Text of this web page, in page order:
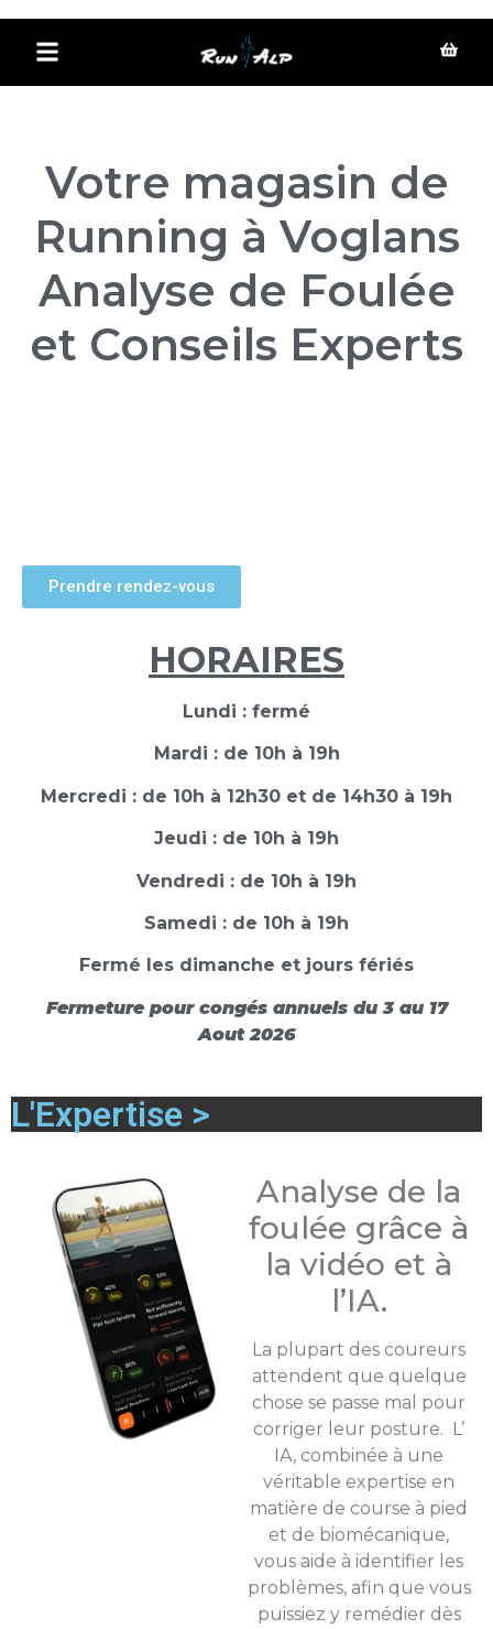
Aller au
contenu
principal
Votre magasin de
Running à Voglans
Analyse de Foulée
et Conseils Experts
Prendre rendez-vous
HORAIRES
Lundi : fermé
Mardi : de 10h à 19h
Mercredi : de 10h à 12h30 et de 14h30 à 19h
Jeudi : de 10h à 19h
Vendredi : de 10h à 19h
Samedi : de 10h à 19h
Fermé les dimanche et jours fériés
Fermeture pour congés annuels du 3 au 17
Aout 2026
L'Expertise >
Analyse de la
foulée grâce à
la vidéo et à
l’IA.
La plupart des coureurs
attendent que quelque
chose se passe mal pour
corriger leur posture. L’
IA, combinée à une
véritable expertise en
matière de course à pied
et de biomécanique,
vous aide à identifier les
problèmes, afin que vous
puissiez y remédier dès